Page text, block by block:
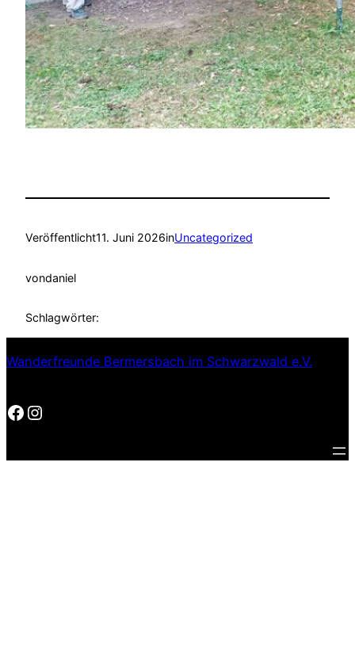
Veröffentlicht11. Juni 2026inUncategorized
vondaniel
Schlagwörter:
Wanderfreunde Bermersbach im Schwarzwald e.V.
Facebook Instagram